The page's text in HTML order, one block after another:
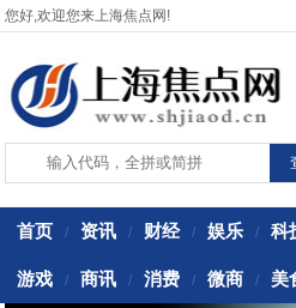
您好,欢迎您来上海焦点网!
首页 / 资讯 / 财经 / 娱乐 / 科
游戏 / 商讯 / 消费 / 微商 / 美